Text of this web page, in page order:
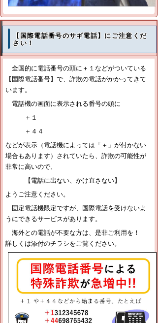
【国際電話番号のサギ電話】にご注意くだ
さい！
全国的に電話番号の頭に＋１などがついている
【国際電話番号】で、詐欺の電話がかかってきて
います。
電話機の画面に表示される番号の頭に
＋１
＋４４
などが表示（電話機によっては「＋」が付かない
場合もあります）されていたら、詐欺の可能性が
非常に高いので、
【電話に出ない、かけ直さない】
ようご注意ください。
固定電話機限定ですが、国際電話を受けないよ
うにできるサービスがあります。
海外との電話が不要な方は、是非ご利用を！
詳しくは添付のチラシをご覧ください。